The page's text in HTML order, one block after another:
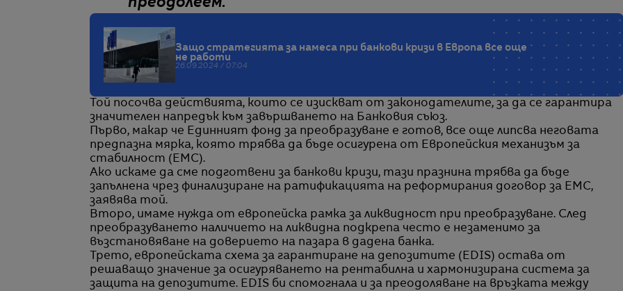
Защо стратегията за намеса при банкови кризи в Европа все още
не работи
26.09.2024 / 07:04
Той посочва действията, които се изискват от законодателите, за да се гарантира
значителен напредък към завършването на Банковия съюз.
Първо, макар че Единният фонд за преобразуване е готов, все още липсва неговата
предпазна мярка, която трябва да бъде осигурена от Европейския механизъм за
стабилност (ЕМС).
Ако искаме да сме подготвени за банкови кризи, тази празнина трябва да бъде
запълнена чрез финализиране на ратификацията на реформирания договор за ЕМС,
заявява той.
Второ, имаме нужда от европейска рамка за ликвидност при преобразуване. След
преобразуването наличието на ликвидна подкрепа често е незаменимо за
възстановяване на доверието на пазара в дадена банка.
Трето, европейската схема за гарантиране на депозитите (EDIS) остава от
решаващо значение за осигуряването на рентабилна и хармонизирана система за
защита на депозитите. EDIS би спомогнала и за преодоляване на връзката между